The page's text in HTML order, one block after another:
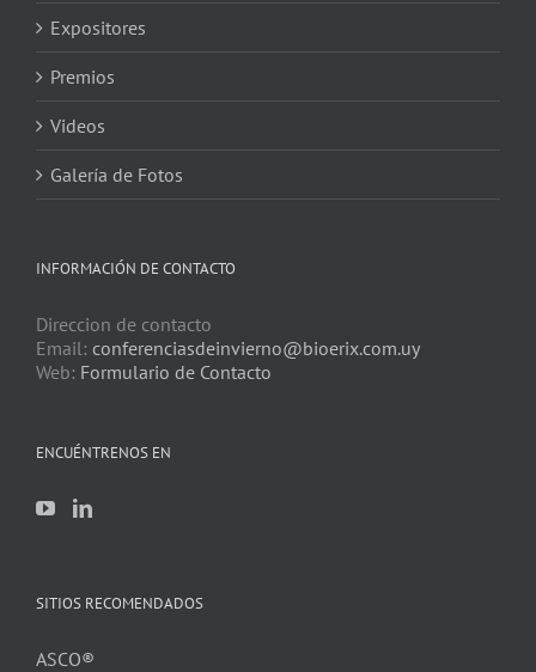
Expositores
Premios
Videos
Galería de Fotos
INFORMACIÓN DE CONTACTO
Direccion de contacto
Email: conferenciasdeinvierno@bioerix.com.uy
Web: Formulario de Contacto
ENCUÉNTRENOS EN
SITIOS RECOMENDADOS
ASCO®